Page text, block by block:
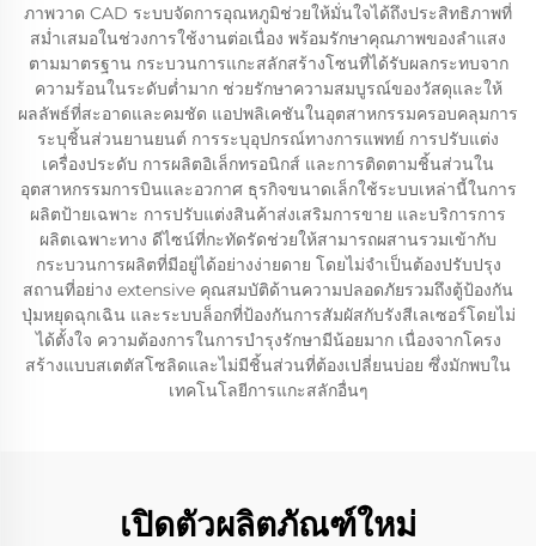
ภาพวาด CAD ระบบจัดการอุณหภูมิช่วยให้มั่นใจได้ถึงประสิทธิภาพที่
สม่ำเสมอในช่วงการใช้งานต่อเนื่อง พร้อมรักษาคุณภาพของลำแสง
ตามมาตรฐาน กระบวนการแกะสลักสร้างโซนที่ได้รับผลกระทบจาก
ความร้อนในระดับต่ำมาก ช่วยรักษาความสมบูรณ์ของวัสดุและให้
ผลลัพธ์ที่สะอาดและคมชัด แอปพลิเคชันในอุตสาหกรรมครอบคลุมการ
ระบุชิ้นส่วนยานยนต์ การระบุอุปกรณ์ทางการแพทย์ การปรับแต่ง
เครื่องประดับ การผลิตอิเล็กทรอนิกส์ และการติดตามชิ้นส่วนใน
อุตสาหกรรมการบินและอวกาศ ธุรกิจขนาดเล็กใช้ระบบเหล่านี้ในการ
ผลิตป้ายเฉพาะ การปรับแต่งสินค้าส่งเสริมการขาย และบริการการ
ผลิตเฉพาะทาง ดีไซน์ที่กะทัดรัดช่วยให้สามารถผสานรวมเข้ากับ
กระบวนการผลิตที่มีอยู่ได้อย่างง่ายดาย โดยไม่จำเป็นต้องปรับปรุง
สถานที่อย่าง extensive คุณสมบัติด้านความปลอดภัยรวมถึงตู้ป้องกัน
ปุ่มหยุดฉุกเฉิน และระบบล็อกที่ป้องกันการสัมผัสกับรังสีเลเซอร์โดยไม่
ได้ตั้งใจ ความต้องการในการบำรุงรักษามีน้อยมาก เนื่องจากโครง
สร้างแบบสเตตัสโซลิดและไม่มีชิ้นส่วนที่ต้องเปลี่ยนบ่อย ซึ่งมักพบใน
เทคโนโลยีการแกะสลักอื่นๆ
เปิดตัวผลิตภัณฑ์ใหม่